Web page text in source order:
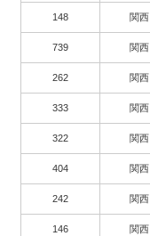
148 関西
739 関西
262 関西
333 関西
322 関西
404 関西
242 関西
146 関西